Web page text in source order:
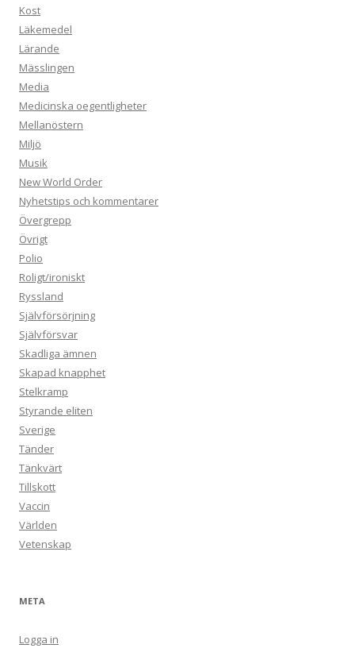
Kost
Läkemedel
Lärande
Mässlingen
Media
Medicinska oegentligheter
Mellanöstern
Miljö
Musik
New World Order
Nyhetstips och kommentarer
Övergrepp
Övrigt
Polio
Roligt/ironiskt
Ryssland
Självförsörjning
Självförsvar
Skadliga ämnen
Skapad knapphet
Stelkramp
Styrande eliten
Sverige
Tänder
Tänkvärt
Tillskott
Vaccin
Världen
Vetenskap
META
Logga in